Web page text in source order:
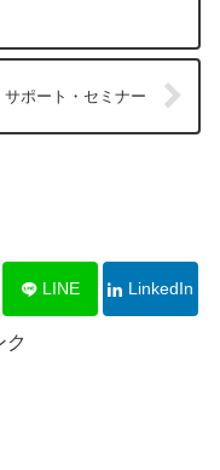
ポート・セミナー
LINE LinkedIn
ク